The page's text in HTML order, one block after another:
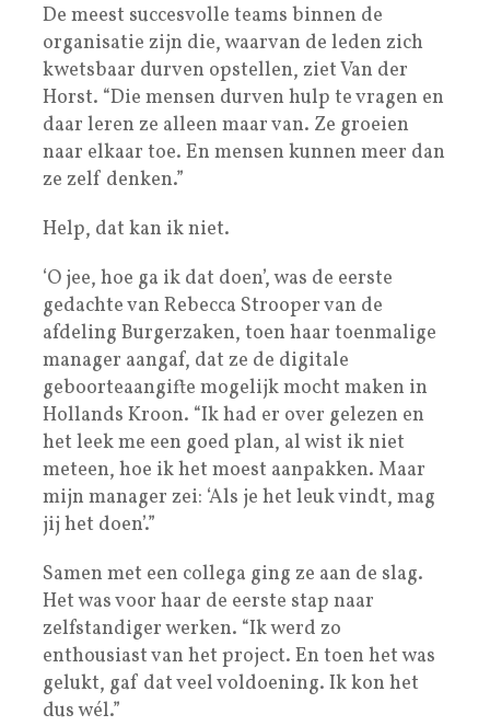
De meest succesvolle teams binnen de
organisatie zijn die, waarvan de leden zich
kwetsbaar durven opstellen, ziet Van der
Horst. “Die mensen durven hulp te vragen en
daar leren ze alleen maar van. Ze groeien
naar elkaar toe. En mensen kunnen meer dan
ze zelf denken.”
Help, dat kan ik niet.
‘O jee, hoe ga ik dat doen’, was de eerste
gedachte van Rebecca Strooper van de
afdeling Burgerzaken, toen haar toenmalige
manager aangaf, dat ze de digitale
geboorteaangifte mogelijk mocht maken in
Hollands Kroon. “Ik had er over gelezen en
het leek me een goed plan, al wist ik niet
meteen, hoe ik het moest aanpakken. Maar
mijn manager zei: ‘Als je het leuk vindt, mag
jij het doen’.”
Samen met een collega ging ze aan de slag.
Het was voor haar de eerste stap naar
zelfstandiger werken. “Ik werd zo
enthousiast van het project. En toen het was
gelukt, gaf dat veel voldoening. Ik kon het
dus wél.”